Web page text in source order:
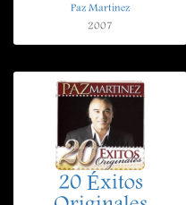
Paz Martinez
2007
20 Éxitos